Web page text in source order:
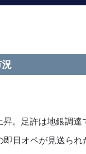
。足許は地銀調
即日オペが見送ら